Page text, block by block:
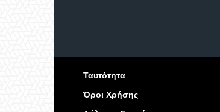
Ταυτότητα
Όροι Χρήσης